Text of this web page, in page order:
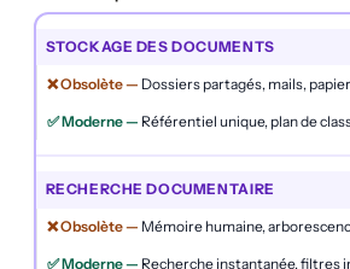
STOCKAGE DES DOCUMENTS
Dossiers partagés, mails,
Référentiel unique, plan de
RECHERCHE DOCUMENTAIRE
Mémoire humaine,
Recherche instantanée, filtres